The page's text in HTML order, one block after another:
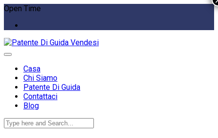
Open Time
Casa
Chi Siamo
Patente Di Guida
Contattaci
Blog